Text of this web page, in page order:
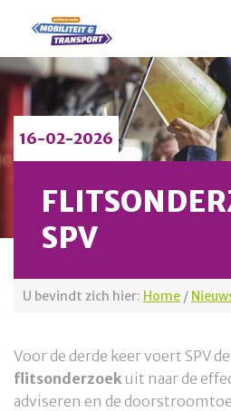
16-02-2026
SPV
U bevindt zich hier: Home /
Voor de derde keer voert SPV
flitsonderzoekuit naar de
adviseren en de